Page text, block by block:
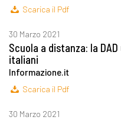
Scarica il Pdf
30 Marzo 2021
Scuola a distanza: la
italiani
Informazione.it
Scarica il Pdf
30 Marzo 2021